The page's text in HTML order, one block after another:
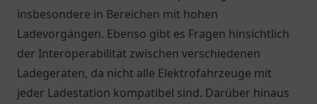
insbesondere in Bereichen mit hohen
Ladevorgängen. Ebenso gibt es Fragen hinsichtlich
der Interoperabilität zwischen verschiedenen
Ladegeräten, da nicht alle Elektrofahrzeuge mit
jeder Ladestation kompatibel sind. Darüber hinaus